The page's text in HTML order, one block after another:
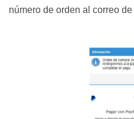
número de orden al correo de